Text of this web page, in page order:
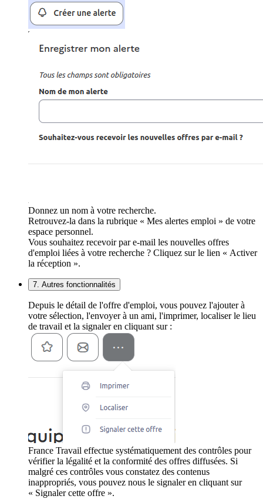
Donnez un nom à votre recherche.
Retrouvez-la dans la rubrique « Mes alertes emploi » de votre
espace personnel.
Vous souhaitez recevoir par e-mail les nouvelles offres
d'emploi liées à votre recherche ? Cliquez sur le lien « Activer
la réception ».
7. Autres fonctionnalités
Depuis le détail de l'offre d'emploi, vous pouvez l'ajouter à
votre sélection, l'envoyer à un ami, l'imprimer, localiser le lieu
de travail et la signaler en cliquant sur :
France Travail effectue systématiquement des contrôles pour
vérifier la légalité et la conformité des offres diffusées. Si
malgré ces contrôles vous constatez des contenus
inappropriés, vous pouvez nous le signaler en cliquant sur
« Signaler cette offre ».